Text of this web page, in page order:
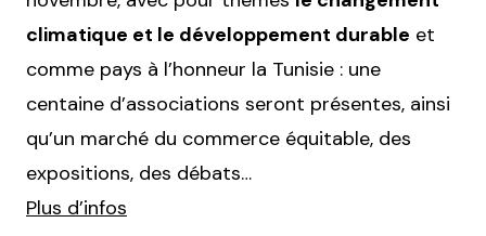
climatique et le développement durable et
comme pays à l’honneur la Tunisie : une
centaine d’associations seront présentes, ainsi
qu’un marché du commerce équitable, des
expositions, des débats…
Plus d’infos